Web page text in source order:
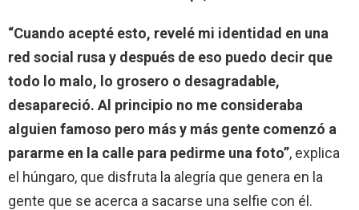
“Cuando acepté esto, revelé mi identidad en una
red social rusa y después de eso puedo decir que
todo lo malo, lo grosero o desagradable,
desapareció. Al principio no me consideraba
alguien famoso pero más y más gente comenzó a
pararme en la calle para pedirme una foto”, explica
el húngaro, que disfruta la alegría que genera en la
gente que se acerca a sacarse una selfie con él.